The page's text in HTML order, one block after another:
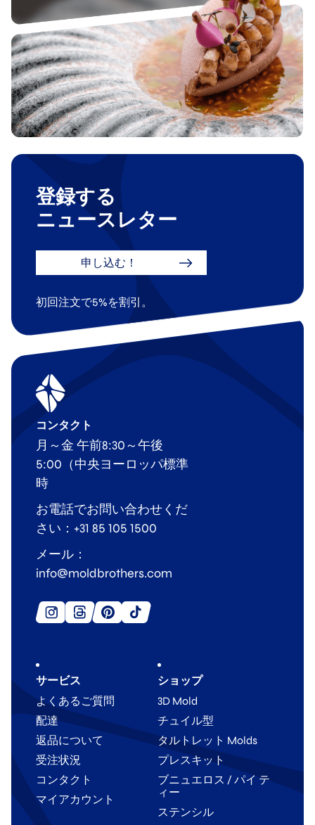
登録する
ニュースレター
申し込む！
初回注文で5%を割引。
サービス
よくあるご質問
配達
返品について
受注状況
コンタクト
マイアカウント
ショップ
3D Mold
チュイル型
タルトレット Molds
プレスキット
ブニュエロス / パイ テ
ィー
ステンシル
コンタクト
月～金 午前8:30～午後
5:00（中央ヨーロッパ標準
時
お電話でお問い合わせくだ
さい：+31 85 105 1500
メール：
info@moldbrothers.com